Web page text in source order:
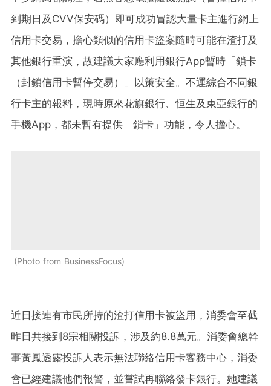
到期日及CVV保安碼）即可成功冒認大量卡主進行網上
信用卡交易，擔心類似的信用卡盜案隨時可能在渣打及
其他銀行重演，故建議大家應利用銀行App暫時「鎖卡
（封鎖信用卡暫停交易）」以策安全。不運綜合不同銀
行卡主的報料，現時原來花旗銀行、恒生及東亞銀行的
手機App，都未暫有提供「鎖卡」功能，令人擔心。
Photo from BusinessFocus
近日接連有市民所持的渣打信用卡被盜用，消委會至截
昨日共接到8宗相關投訴，涉及約8.8萬元。消委會總幹
事黃鳳透露投訴人表示無法聯絡信用卡客務中心，消委
會已經建議他們報警，並嘗試再聯絡發卡銀行。她建議